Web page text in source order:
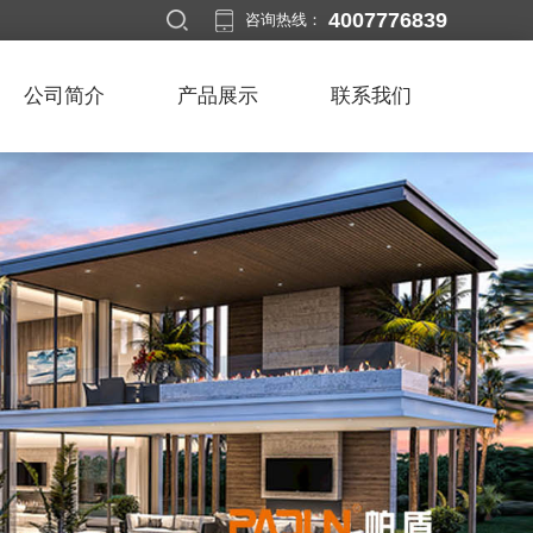
咨询热线： 4007776839
公司简介 产品展示 联系我们